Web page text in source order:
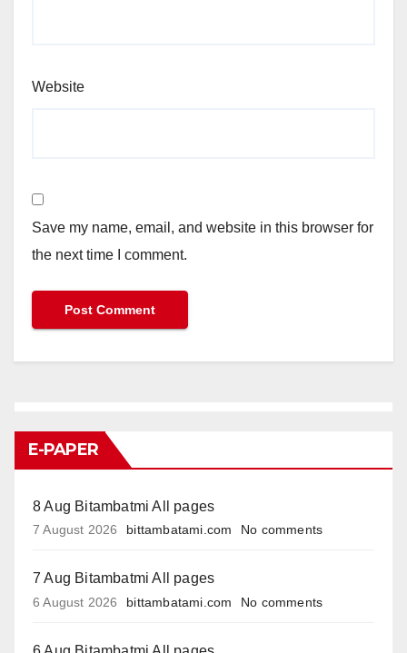
Website
Save my name, email, and website in this browser for
the next time I comment.
E-PAPER
8 Aug Bitambatmi All pages
7 August 2026 bittambatami.com No comments
7 Aug Bitambatmi All pages
6 August 2026 bittambatami.com No comments